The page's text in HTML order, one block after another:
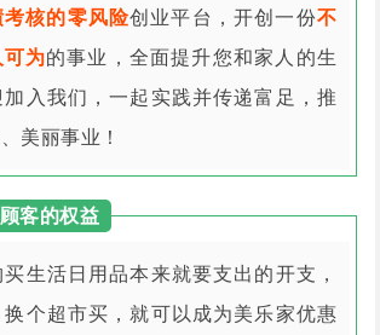
核的零风险创业平台，开创一份不
可为的事业，全面提升您和家人的生
入我们，一起实践并传递富足，推
美丽事业！
客的权益
生活日用品本来就要支出的开支，
个超市买，就可以成为美乐家优惠